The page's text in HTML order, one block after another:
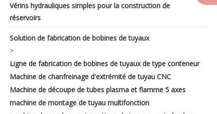
Vérins hydrauliques simples pour la construction de
réservoirs
Solution de fabrication de bobines de tuyaux
>
Ligne de fabrication de bobines de tuyaux de type conteneur
Machine de chanfreinage d'extrémité de tuyau CNC
Machine de découpe de tubes plasma et flamme 5 axes
machine de montage de tuyau multifonction